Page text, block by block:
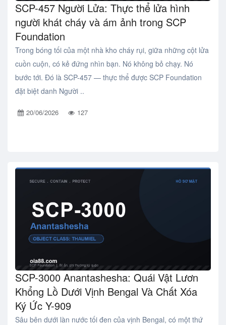
SCP-457 Người Lửa: Thực thể lửa hình
người khát cháy và ám ảnh trong SCP
Foundation
Trong bóng tối của một nhà kho cháy rụi, giữa những cột lửa
cuồn cuộn, có kẻ đứng nhìn bạn. Nó không bỏ chạy. Nó
bước tới. Đó là SCP-457 — thực thể được SCP Foundation
đặt biệt danh Người ..
20/06/2026 127
SCP-3000 Anantashesha: Quái Vật Lươn
Khổng Lồ Dưới Vịnh Bengal Và Chất Xóa
Ký Ức Y-909
Sâu bên dưới làn nước tối đen của vịnh Bengal, có một thứ